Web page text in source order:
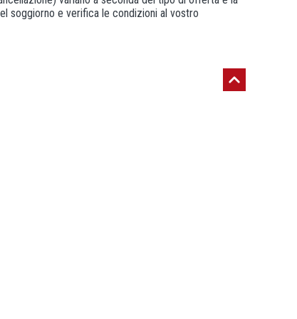
soggiorno e verifica le condizioni al vostro